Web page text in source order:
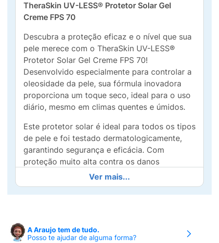
TheraSkin UV-LESS® Protetor Solar Gel
Creme FPS 70
Descubra a proteção eficaz e o nível que sua
pele merece com o TheraSkin UV-LESS®
Protetor Solar Gel Creme FPS 70!
Desenvolvido especialmente para controlar a
oleosidade da pele, sua fórmula inovadora
proporciona um toque seco, ideal para o uso
diário, mesmo em climas quentes e úmidos.
Este protetor solar é ideal para todos os tipos
de pele e foi testado dermatologicamente,
garantindo segurança e eficácia. Com
proteção muito alta contra os danos
causados ​​pelos raios UVA e UVB, o TheraSkin
UV-LESS® não apenas protege, mas também
envelhece como um antioxidante, ajudando a
Além disso, sua textura leve e não oleosa
Ver mais...
A Araujo tem de tudo.
Posso te ajudar de alguma forma?